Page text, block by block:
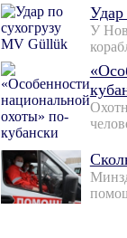
Удар
У